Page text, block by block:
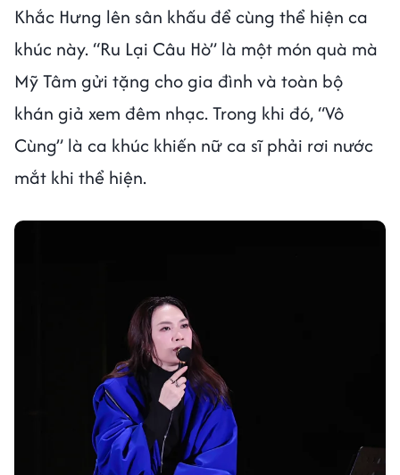
Khắc Hưng lên sân khấu để cùng thể hiện ca
khúc này. “Ru Lại Câu Hò” là một món quà mà
Mỹ Tâm gửi tặng cho gia đình và toàn bộ
khán giả xem đêm nhạc. Trong khi đó, “Vô
Cùng” là ca khúc khiến nữ ca sĩ phải rơi nước
mắt khi thể hiện.